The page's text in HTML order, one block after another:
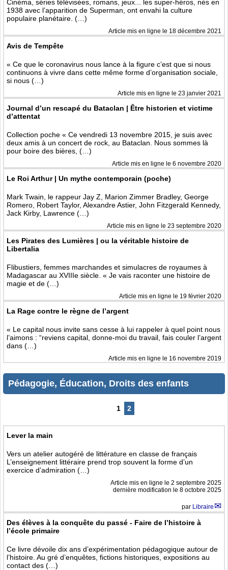
Cinéma, séries télévisées, romans, jeux... les super-héros, nés en
1938 avec l’apparition de Superman, ont envahi la culture
populaire planétaire. (…)
Article mis en ligne le 18 décembre 2021
Avis de Tempête
« Ce que le coronavirus nous lance à la ﬁgure c’est que si nous
continuons à vivre dans cette même forme d’organisation sociale,
si nous (…)
Article mis en ligne le 23 janvier 2021
Journal d’un rescapé du Bataclan | Être historien et victime
d’attentat
Collection poche « Ce vendredi 13 novembre 2015, je suis avec
deux amis à un concert de rock, au Bataclan. Nous sommes là
pour boire des bières, (…)
Article mis en ligne le 6 novembre 2020
Le Roi Arthur | Un mythe contemporain (poche)
Mark Twain, le rappeur Jay Z, Marion Zimmer Bradley, George
Romero, Robert Taylor, Alexandre Astier, John Fitzgerald Kennedy,
Jack Kirby, Lawrence (…)
Article mis en ligne le 23 septembre 2020
Les Pirates des Lumières | ou la véritable histoire de
Libertalia
Flibustiers, femmes marchandes et simulacres de royaumes à
Madagascar au XVIIIe siècle. « Je vais raconter une histoire de
magie et de (…)
Article mis en ligne le 19 février 2020
La Rage contre le règne de l’argent
« Le capital nous invite sans cesse à lui rappeler à quel point nous
l’aimons : “reviens capital, donne-moi du travail, fais couler l’argent
dans (…)
Article mis en ligne le 16 novembre 2019
Pédagogie, Éducation, Droits des enfants
1 2
Lever la main
Vers un atelier autogéré de littérature en classe de français
L’enseignement littéraire prend trop souvent la forme d’un
exercice d’admiration (…)
Article mis en ligne le 2 septembre 2025
dernière modification le 8 octobre 2025
par Libraire
Des élèves à la conquête du passé - Faire de l’histoire à
l’école primaire
Ce livre dévoile dix ans d’expérimentation pédagogique autour de
l’histoire. Au gré d’enquêtes, fictions historiques, expositions au
contact des (…)